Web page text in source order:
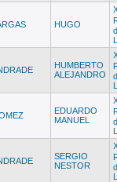
HUGO
HUMBERTO
ALEJANDRO
EDUARDO
MANUEL
SERGIO
NESTOR